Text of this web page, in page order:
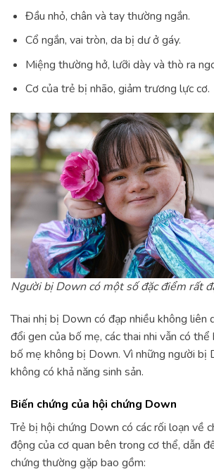
Đầu nhỏ, chân và tay thường ngắn.
Cổ ngắn, vai tròn, da bị dư ở gáy.
Miệng thường hở, lưỡi dày và thò ra
Cơ của trẻ bị nhão, giảm trương lực cơ.
Người bị Down có một số đặc điểm rất
Thai nhị bị Down có đạp nhiều không liên
đổi gen của bố mẹ, các thai nhi vẫn có
bố mẹ không bị Down. Vì những người bị
không có khả năng sinh sản.
Biến chứng của hội chứng Down
Trẻ bị hội chứng Down có các rối loạn về
động của cơ quan bên trong cơ thể, dẫn
chứng thường gặp bao gồm: